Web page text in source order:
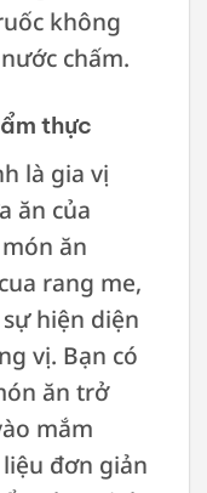
không
chấm.
thực
là gia vị
ăn của
ăn
rang me,
hiện diện
vị. Bạn có
ăn trở
mắm
đơn giản